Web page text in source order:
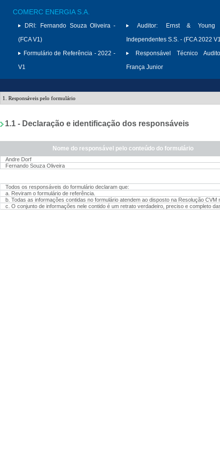
COMERC ENERGIA S.A.
DRI:
Fernando Souza Oliveira -
(FCA V1)
Formulário de Referência - 2022 -
V1
Auditor:
Ernst & Young
Independentes S.S. - (FCA 2022
Responsável Técnico
França Junior